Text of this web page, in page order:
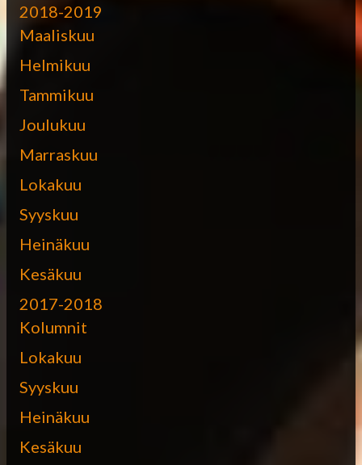
2018-2019
Maaliskuu
Helmikuu
Tammikuu
Joulukuu
Marraskuu
Lokakuu
Syyskuu
Heinäkuu
Kesäkuu
2017-2018
Kolumnit
Lokakuu
Syyskuu
Heinäkuu
Kesäkuu